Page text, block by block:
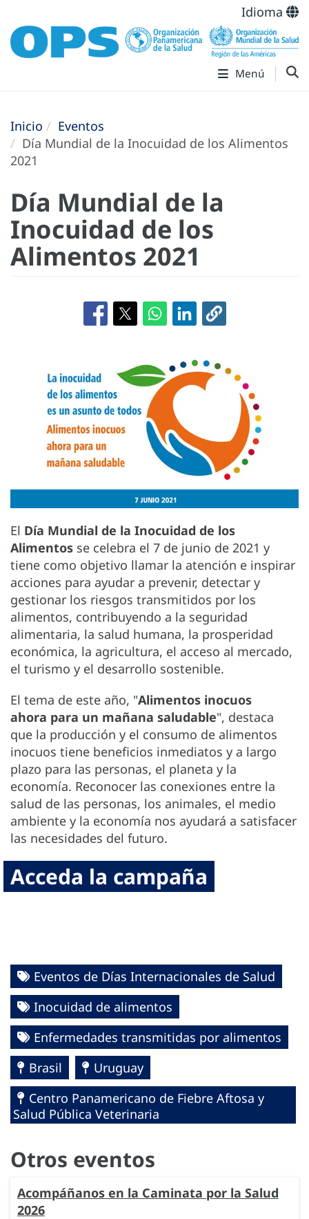
Idioma
Menú
Inicio
Eventos
Día Mundial de la Inocuidad de los Alimentos
2021
Día Mundial de la
Inocuidad de los
Alimentos 2021
El Día Mundial de la Inocuidad de los
Alimentos se celebra el 7 de junio de 2021 y
tiene como objetivo llamar la atención e inspirar
acciones para ayudar a prevenir, detectar y
gestionar los riesgos transmitidos por los
alimentos, contribuyendo a la seguridad
alimentaria, la salud humana, la prosperidad
económica, la agricultura, el acceso al mercado,
el turismo y el desarrollo sostenible.
El tema de este año, "Alimentos inocuos
ahora para un mañana saludable", destaca
que la producción y el consumo de alimentos
inocuos tiene beneficios inmediatos y a largo
plazo para las personas, el planeta y la
economía. Reconocer las conexiones entre la
salud de las personas, los animales, el medio
ambiente y la economía nos ayudará a satisfacer
las necesidades del futuro.
Acceda la campaña
Eventos de Días Internacionales de Salud
Inocuidad de alimentos
Enfermedades transmitidas por alimentos
Brasil
Uruguay
Centro Panamericano de Fiebre Aftosa y
Salud Pública Veterinaria
Otros eventos
Acompáñanos en la Caminata por la Salud
2026